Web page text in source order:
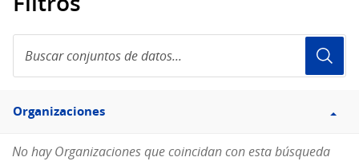
conjuntos
de
Filtro
Organizaciones
Organizaciones
No hay Organizaciones que coincidan con esta búsqueda